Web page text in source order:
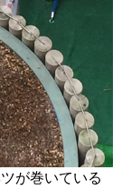
が巻いている